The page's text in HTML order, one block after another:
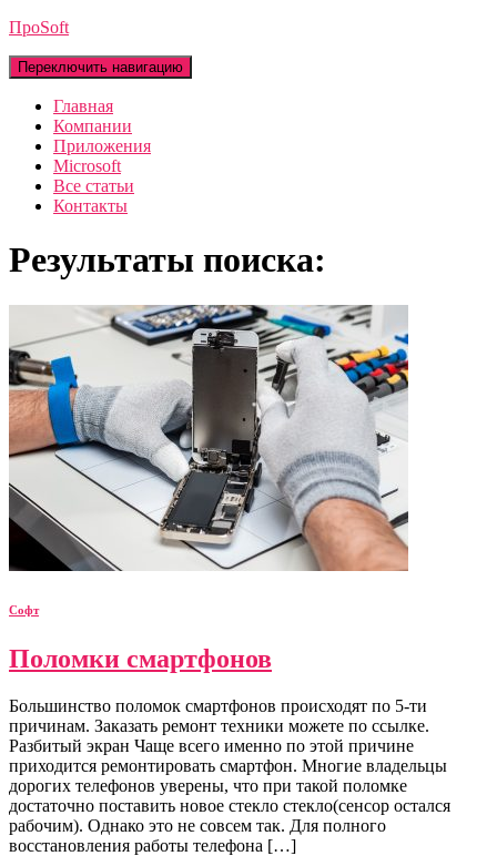
ПроSoft
Переключить навигацию
Главная
Компании
Приложения
Microsoft
Все статьи
Контакты
Результаты поиска:
Софт
Поломки смартфонов
Большинство поломок смартфонов происходят по 5-ти
причинам. Заказать ремонт техники можете по ссылке.
Разбитый экран Чаще всего именно по этой причине
приходится ремонтировать смартфон. Многие владельцы
дорогих телефонов уверены, что при такой поломке
достаточно поставить новое стекло стекло(сенсор остался
рабочим). Однако это не совсем так. Для полного
восстановления работы телефона […]